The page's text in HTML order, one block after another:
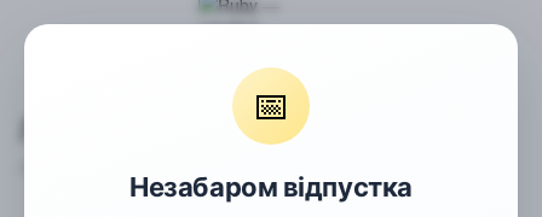
📅
Незабаром відпустка
Липучка для одягу Липучка хакі 20мм
Липучка хакі 20мм